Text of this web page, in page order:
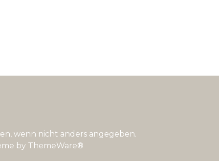
wenn nicht anders angegeben.
by ThemeWare®